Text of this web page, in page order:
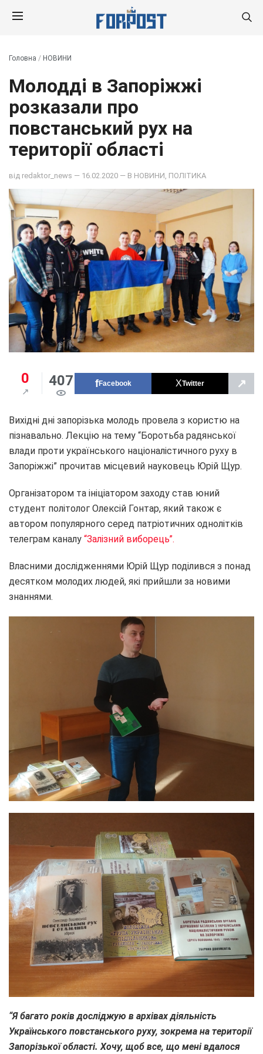
Головна / НОВИНИ
Молодді в Запоріжжі
розказали про
повстанський рух на
території області
від redaktor_news — 16.02.2020 — В НОВИНИ ПОЛІТИКА
0 407 Facebook Twitter ↗
Вихідні дні запорізька молодь провела з користю на
пізнавально. Лекцію на тему “Боротьба радянської
влади проти українського націоналістичного руху в
Запоріжжі” прочитав місцевий науковець Юрій Щур.
Організатором та ініціатором заходу став юний
студент політолог Олексій Гонтар, який також є
автором популярного серед патріотичних однолітків
телеграм каналу “Залізний виборець”.
Власними дослідженнями Юрій Щур поділився з понад
десятком молодих людей, які прийшли за новими
знаннями.
“Я багато років досліджую в архівах діяльність
Українського повстанського руху, зокрема на території
Запорізької області. Хочу, щоб все, що мені вдалося